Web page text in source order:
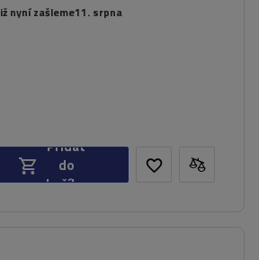
nyní zašleme11. srpna
Přidat
do
košíku